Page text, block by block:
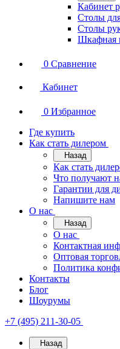
Кабинет
Столы
Столы
Шкафная
0 Сравнение
Кабинет
0 Избранное
Где купить
Как стать дилером
Назад
Как стать
Что получают
Гарантии для
Напишите нам
О нас
Назад
О нас
Контактная
Оптовая
Политика
Контакты
Блог
Шоурумы
+7 (495) 211-30-05
Назад